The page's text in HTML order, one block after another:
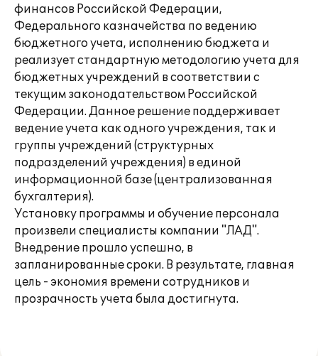
финансов Российской Федерации,
Федерального казначейства по ведению
бюджетного учета, исполнению бюджета и
реализует стандартную методологию учета для
бюджетных учреждений в соответствии с
текущим законодательством Российской
Федерации. Данное решение поддерживает
ведение учета как одного учреждения, так и
группы учреждений (структурных
подразделений учреждения) в единой
информационной базе (централизованная
бухгалтерия).
Установку программы и обучение персонала
произвели специалисты компании "ЛАД".
Внедрение прошло успешно, в
запланированные сроки. В результате, главная
цель - экономия времени сотрудников и
прозрачность учета была достигнута.